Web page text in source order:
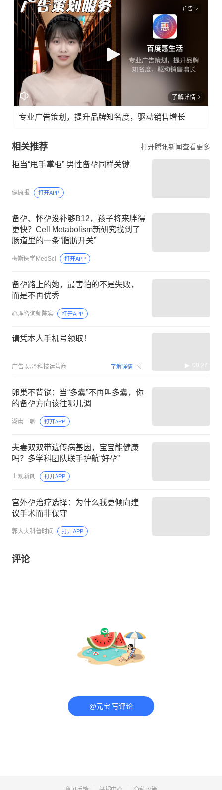
广告
了解详情
专业广告策划，提升品牌知名度，驱动销售增长
相关推荐 打开腾讯新闻查看更多
拒当“甩手掌柜” 男性备孕同样关键
健康报 打开APP
备孕、怀孕没补够B12，孩子将来胖得
更快？Cell Metabolism新研究找到了
肠道里的一条“脂肪开关”
梅斯医学MedSci 打开APP
备孕路上的她，最害怕的不是失败，
而是不再优秀
心理咨询师陈实 打开APP
请凭本人手机号领取！
广告 易泽科技运营商 了解详情 00:27
卵巢不背锅：当“多囊”不再叫多囊，你
的备孕方向该往哪儿调
湖南一聊 打开APP
夫妻双双带遗传病基因，宝宝能健康
吗？多学科团队联手护航“好孕”
上观新闻 打开APP
宫外孕治疗选择：为什么我更倾向建
议手术而非保守
郭大夫科普时间 打开APP
评论
@元宝 写评论